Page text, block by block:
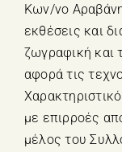
Κων/νο
εκθέσεις και
ζωγραφική και
αφορά τις
με επιρροές
μέλος του